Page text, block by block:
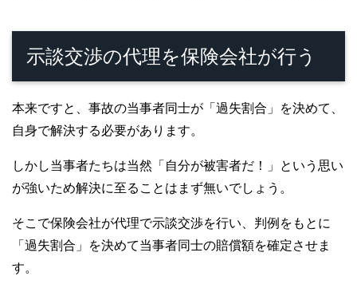
示談交渉の代理を保険会社が行う
本来ですと、事故の当事者同士が「過失割合」を決めて、
自身で解決する必要があります。
しかし当事者たちは当然「自分が被害者だ！」という思い
が強いため解決に至ることはまず無いでしょう。
そこで保険会社が代理で示談交渉を行い、判例をもとに
「過失割合」を決めて当事者同士の賠償額を確定させま
す。